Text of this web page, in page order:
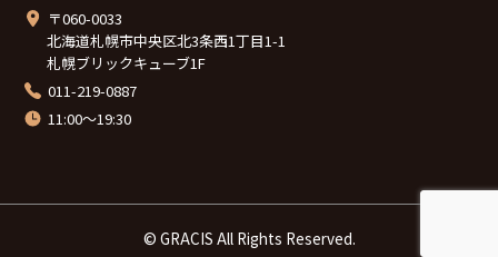
〒060-0033
北海道札幌市中央区北3条西1丁目1-1
札幌ブリックキューブ1F
011-219-0887
11:00～19:30
© GRACIS All Rights Reserved.